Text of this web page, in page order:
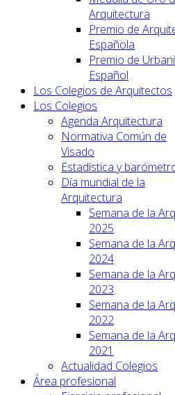
Arquitectura
Premio de
Española
Premio de
Español
Los Colegios de Arquitectos
Los Colegios
Agenda Arquitectura
Normativa Común de
Visado
Estadística y
Día mundial de la
Arquitectura
Semana de la
2025
Semana de la
2024
Semana de la
2023
Semana de la
2022
Semana de la
2021
Actualidad Colegios
Área profesional